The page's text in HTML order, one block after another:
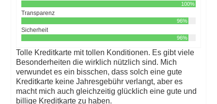
100%
Transparenz
96%
Sicherheit
96%
Tolle Kreditkarte mit tollen Konditionen. Es gibt viele
Besonderheiten die wirklich nützlich sind. Mich
verwundet es ein bisschen, dass solch eine gute
Kreditkarte keine Jahresgebühr verlangt, aber es
macht mich auch gleichzeitig glücklich eine gute und
billige Kreditkarte zu haben.